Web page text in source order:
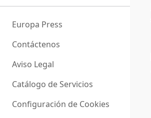
Europa Press
Contáctenos
Aviso Legal
Catálogo de Servicios
Configuración de Cookies